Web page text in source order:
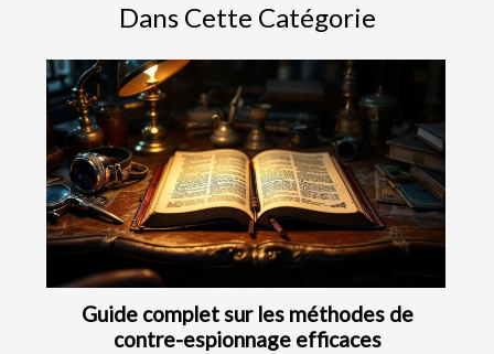
Dans Cette Catégorie
Guide complet sur les méthodes de
contre-espionnage efficaces